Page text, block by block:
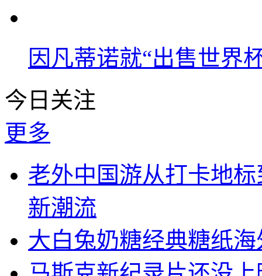
因凡蒂诺就“出售世界
今日关注
更多
老外中国游从打卡地
新潮流
大白兔奶糖经典糖纸